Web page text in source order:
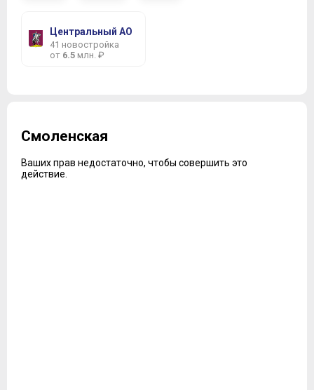
Центральный АО
41 новостройка
от 6.5 млн. ₽
Смоленская
Ваших прав недостаточно, чтобы совершить это
действие.